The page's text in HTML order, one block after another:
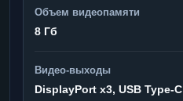
Объем видеопамяти
8 Гб
Видео-выходы
DisplayPort x3, USB Type-C